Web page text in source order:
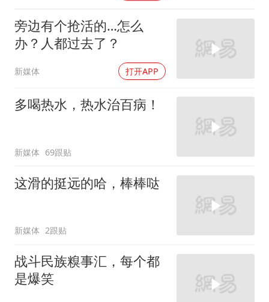
旁边有个抢活的…怎么
办？人都过去了？
新媒体 打开APP
多喝热水，热水治百病！
新媒体 69跟贴
这滑的挺远的哈，棒棒哒
新媒体 2跟贴
战斗民族糗事汇，每个都
是爆笑